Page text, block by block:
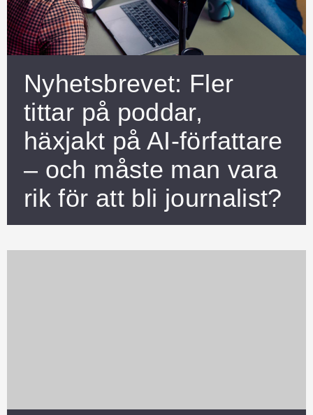
Nyhetsbrevet: Fler
tittar på poddar,
häxjakt på AI-författare
– och måste man vara
rik för att bli journalist?